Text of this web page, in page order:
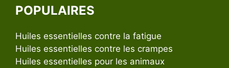
POPULAIRES
Huiles essentielles contre la fatigue
Huiles essentielles contre les crampes
Huiles essentielles pour les animaux